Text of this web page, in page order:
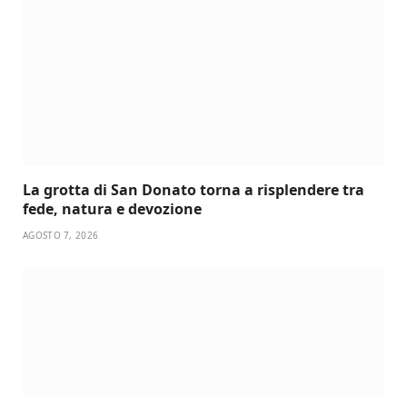
La grotta di San Donato torna a risplendere tra
fede, natura e devozione
AGOSTO 7, 2026